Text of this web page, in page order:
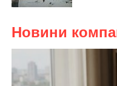
Новини